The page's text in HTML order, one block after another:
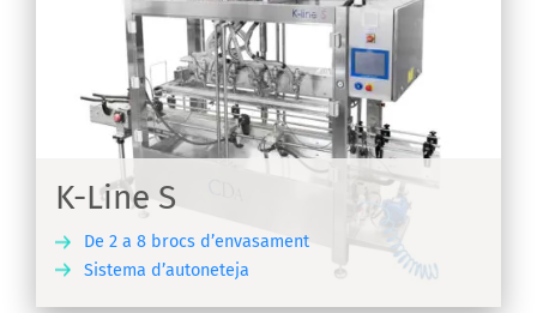
K-Line S
De 2 a 8 brocs d’envasament
Sistema d’autoneteja